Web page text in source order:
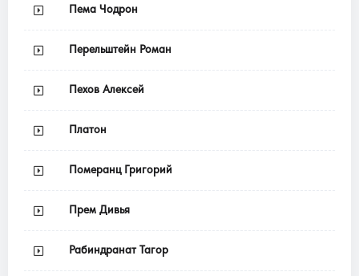
Пема Чодрон
Перельштейн Роман
Пехов Алексей
Платон
Померанц Григорий
Прем Дивья
Рабиндранат Тагор